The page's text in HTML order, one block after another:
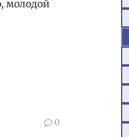
молодой
0